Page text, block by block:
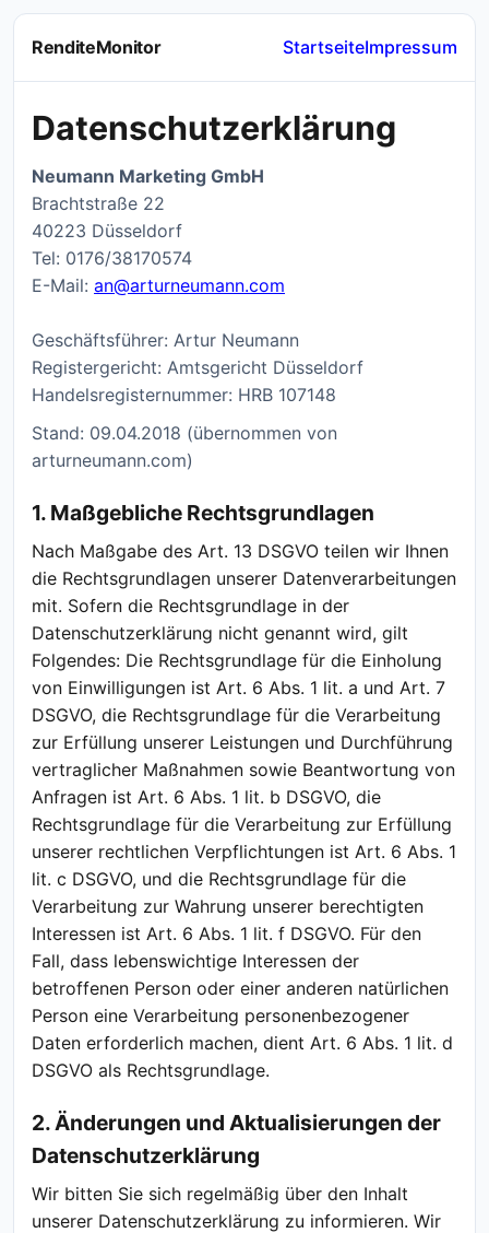
RenditeMonitor StartseiteImpressum
Datenschutzerklärung
Neumann Marketing GmbH
Brachtstraße 22
40223 Düsseldorf
Tel: 0176/38170574
E-Mail: an@arturneumann.com
Geschäftsführer: Artur Neumann
Registergericht: Amtsgericht Düsseldorf
Handelsregisternummer: HRB 107148
Stand: 09.04.2018 (übernommen von
arturneumann.com)
1. Maßgebliche Rechtsgrundlagen
Nach Maßgabe des Art. 13 DSGVO teilen wir Ihnen
die Rechtsgrundlagen unserer Datenverarbeitungen
mit. Sofern die Rechtsgrundlage in der
Datenschutzerklärung nicht genannt wird, gilt
Folgendes: Die Rechtsgrundlage für die Einholung
von Einwilligungen ist Art. 6 Abs. 1 lit. a und Art. 7
DSGVO, die Rechtsgrundlage für die Verarbeitung
zur Erfüllung unserer Leistungen und Durchführung
vertraglicher Maßnahmen sowie Beantwortung von
Anfragen ist Art. 6 Abs. 1 lit. b DSGVO, die
Rechtsgrundlage für die Verarbeitung zur Erfüllung
unserer rechtlichen Verpflichtungen ist Art. 6 Abs. 1
lit. c DSGVO, und die Rechtsgrundlage für die
Verarbeitung zur Wahrung unserer berechtigten
Interessen ist Art. 6 Abs. 1 lit. f DSGVO. Für den
Fall, dass lebenswichtige Interessen der
betroffenen Person oder einer anderen natürlichen
Person eine Verarbeitung personenbezogener
Daten erforderlich machen, dient Art. 6 Abs. 1 lit. d
DSGVO als Rechtsgrundlage.
2. Änderungen und Aktualisierungen der
Datenschutzerklärung
Wir bitten Sie sich regelmäßig über den Inhalt
unserer Datenschutzerklärung zu informieren. Wir